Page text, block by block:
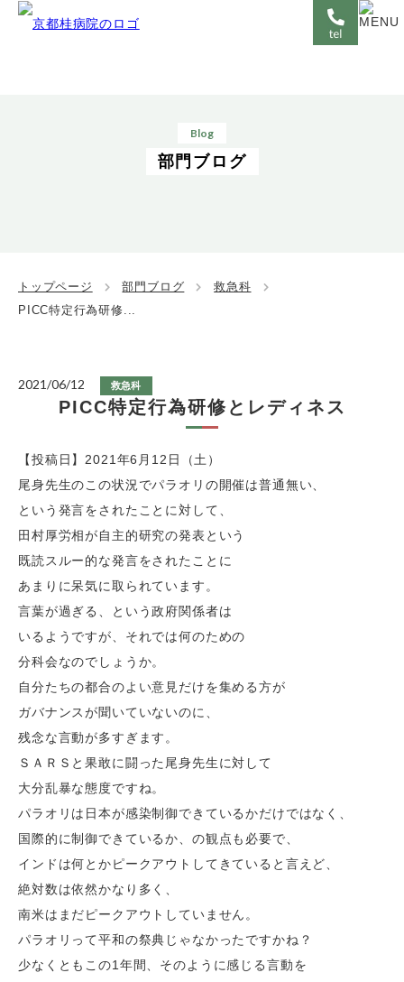
Blog
部門ブログ
トップページ 部門ブログ
救急科
PICC特定行為研修...
2021/06/12 救急科
PICC特定行為研修とレディネス
【投稿日】2021年6月12日（土）
尾身先生のこの状況でパラオリの開催は普通無い、
という発言をされたことに対して、
田村厚労相が自主的研究の発表という
既読スルー的な発言をされたことに
あまりに呆気に取られています。
言葉が過ぎる、という政府関係者は
いるようですが、それでは何のための
分科会なのでしょうか。
自分たちの都合のよい意見だけを集める方が
ガバナンスが聞いていないのに、
残念な言動が多すぎます。
ＳＡＲＳと果敢に闘った尾身先生に対して
大分乱暴な態度ですね。
パラオリは日本が感染制御できているかだけではなく、
国際的に制御できているか、の観点も必要で、
インドは何とかピークアウトしてきていると言えど、
絶対数は依然かなり多く、
南米はまだピークアウトしていません。
パラオリって平和の祭典じゃなかったですかね？
少なくともこの1年間、そのように感じる言動を